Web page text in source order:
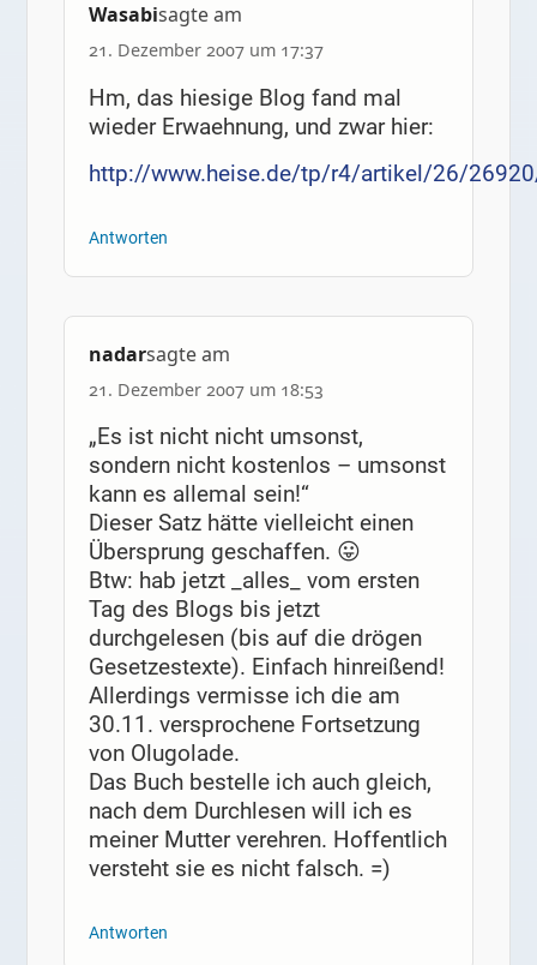
Wasabisagte am
21. Dezember 2007 um 17:37
Hm, das hiesige Blog fand mal
wieder Erwaehnung, und zwar hier:
http://www.heise.de/tp/r4/artikel/26/
Antworten
nadarsagte am
21. Dezember 2007 um 18:53
„Es ist nicht nicht umsonst,
sondern nicht kostenlos – umsonst
kann es allemal sein!“
Dieser Satz hätte vielleicht einen
Übersprung geschaffen. 😛
Btw: hab jetzt _alles_ vom ersten
Tag des Blogs bis jetzt
durchgelesen (bis auf die drögen
Gesetzestexte). Einfach hinreißend!
Allerdings vermisse ich die am
30.11. versprochene Fortsetzung
von Olugolade.
Das Buch bestelle ich auch gleich,
nach dem Durchlesen will ich es
meiner Mutter verehren. Hoffentlich
versteht sie es nicht falsch. =)
Antworten